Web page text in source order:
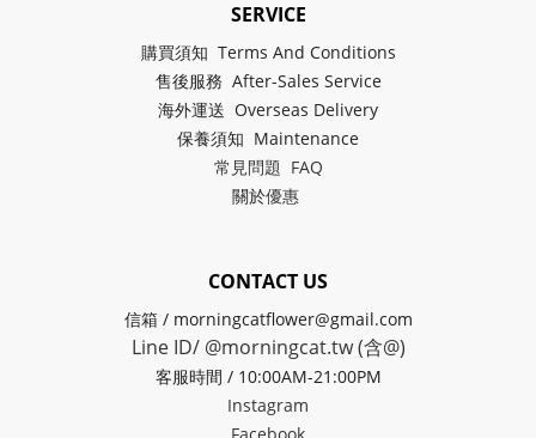
SERVICE
購買須知 Terms And Conditions
售後服務 After-Sales Service
海外運送 Overseas Delivery
保養須知 Maintenance
常見問題 FAQ
關於優惠
CONTACT US
信箱 / morningcatflower@gmail.com
Line ID/ @morningcat.tw (含@)
客服時間 / 10:00AM-21:00PM
Instagram